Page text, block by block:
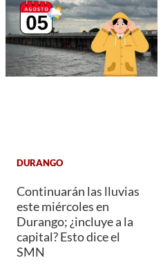
DURANGO
Continuarán las lluvias
este miércoles en
Durango; ¿incluye a la
capital? Esto dice el
SMN